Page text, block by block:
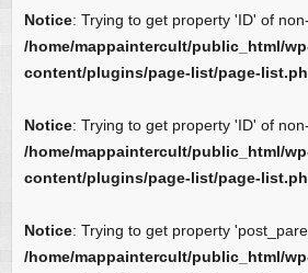
Notice: Trying to get property 'ID' of
/home/mappaintercult/public_html/
content/plugins/page-list/page-
Notice: Trying to get property 'ID' of
/home/mappaintercult/public_html/
content/plugins/page-list/page-
Notice: Trying to get property
/home/mappaintercult/public_html/